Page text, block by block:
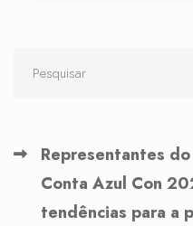
Representantes
Conta Azul Con
tendências para a